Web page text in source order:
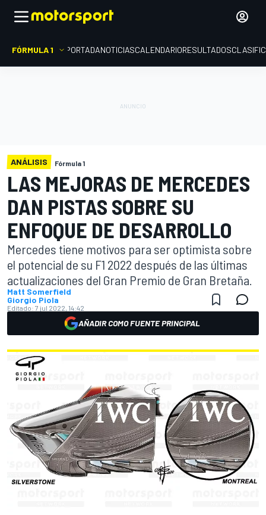
FÓRMULA 1 PORTADANOTICIASCALENDARIORESULTADOS
ANÁLISIS Fórmula 1
LAS MEJORAS DE MERCEDES
DAN PISTAS SOBRE SU
ENFOQUE DE DESARROLLO
Mercedes tiene motivos para ser optimista sobre
el potencial de su F1 2022 después de las últimas
actualizaciones del Gran Premio de Gran Bretaña.
Matt Somerfield
Giorgio Piola
Editado: 7 jul 2022, 14:42
AÑADIR COMO FUENTE PRINCIPAL